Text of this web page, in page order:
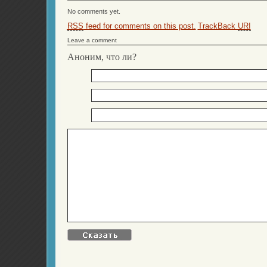
No comments yet.
RSS feed for comments on this post. TrackBack URI
Leave a comment
Аноним, что ли?